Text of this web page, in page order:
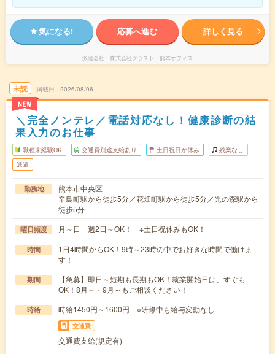
気になる! 応募へ進む 詳しく見る
派遣会社 株式会社グラスト 熊本オフィス
未読
NEW
掲載日 2026/08/06
＼完全ノンテレ／電話対応なし！健康診断の結
果入力のお仕事
職種未経験OK 交通費別途支給あり 土日祝日が休み 残業なし
派遣
勤務地
熊本市中央区
辛島町駅から徒歩5分／花畑町駅から徒歩5分／光の森駅から
徒歩5分
曜日頻度 月～日 週2日～OK！ ※土日祝休みもOK！
時間
1日4時間からOK！9時～23時の中でお好きな時間で働けま
す！
期間
【急募】即日～短期も長期もOK！就業開始日は、すぐも
OK！8月～・9月～もご相談ください！
時給 時給1450円～1600円 ※研修中も給与変動なし
交通費
交通費支給(規定有)